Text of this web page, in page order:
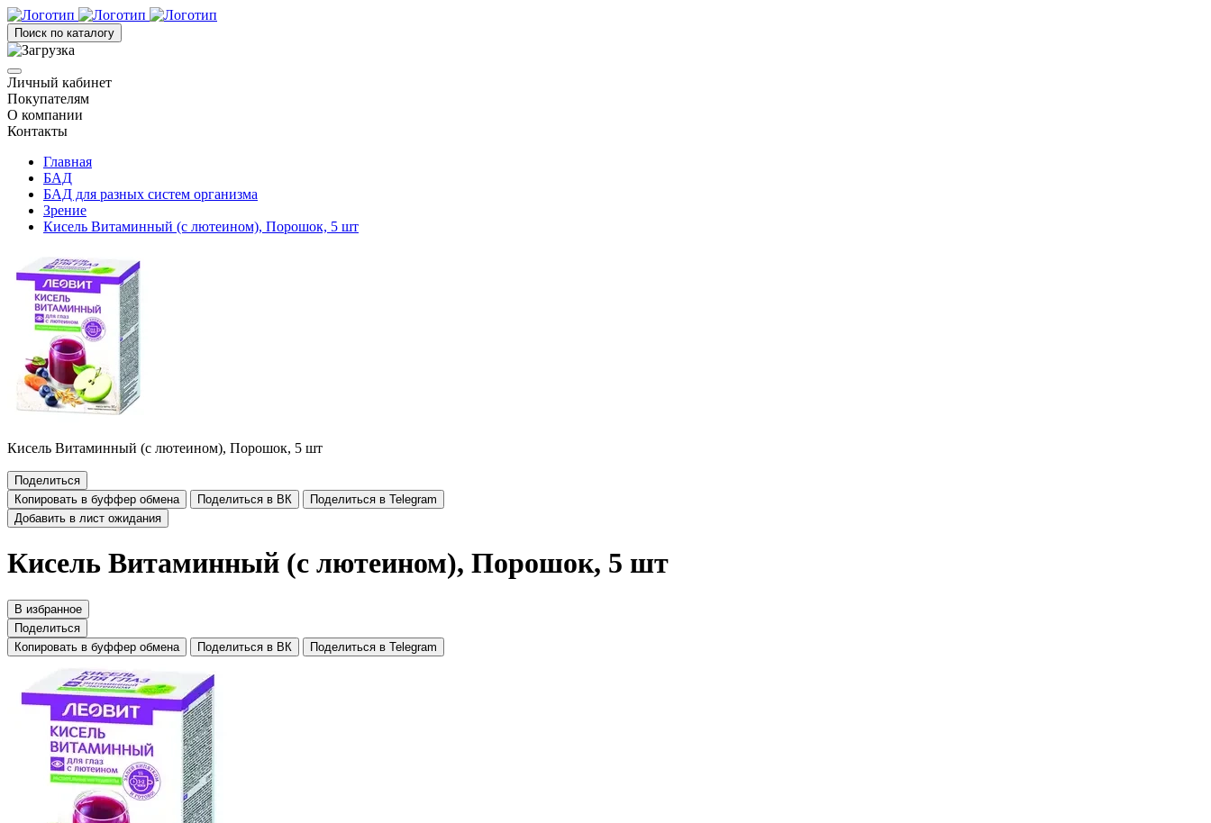
Поиск по каталогу
Личный кабинет
Покупателям
О компании
Контакты
Главная
БАД
БАД для разных систем организма
Зрение
Кисель Витаминный (с лютеином), Порошок, 5 шт
Кисель Витаминный (с лютеином), Порошок, 5 шт
Поделиться
Копировать в буффер обмена
Поделиться в ВК
Поделиться в Telegram
Добавить в лист ожидания
Кисель Витаминный (с лютеином), Порошок, 5 шт
В избранное
Поделиться
Копировать в буффер обмена
Поделиться в ВК Поделиться в Telegram